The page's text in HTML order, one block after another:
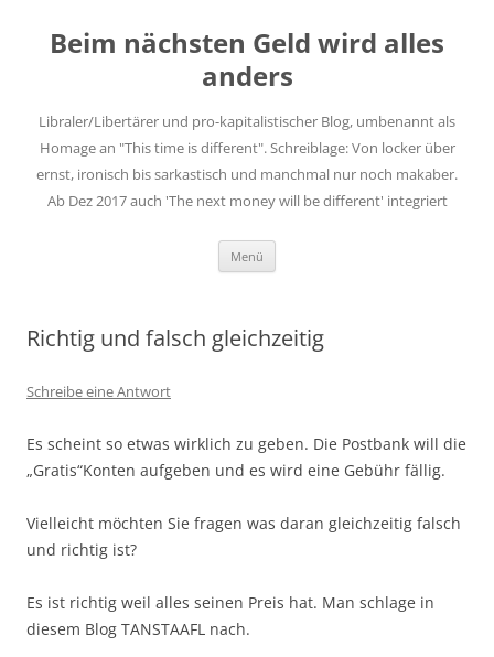
springen
Beim nächsten Geld wird alles
anders
Libraler/Libertärer und pro-kapitalistischer Blog, umbenannt als
Homage an "This time is different". Schreiblage: Von locker über
ernst, ironisch bis sarkastisch und manchmal nur noch makaber.
Ab Dez 2017 auch 'The next money will be different' integriert
Menü
Richtig und falsch gleichzeitig
Schreibe eine Antwort
Es scheint so etwas wirklich zu geben. Die Postbank will die
„Gratis“Konten aufgeben und es wird eine Gebühr fällig.
Vielleicht möchten Sie fragen was daran gleichzeitig falsch
und richtig ist?
Es ist richtig weil alles seinen Preis hat. Man schlage in
diesem Blog TANSTAAFL nach.